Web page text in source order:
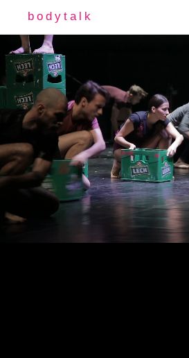
EXPLORE
bodytalk